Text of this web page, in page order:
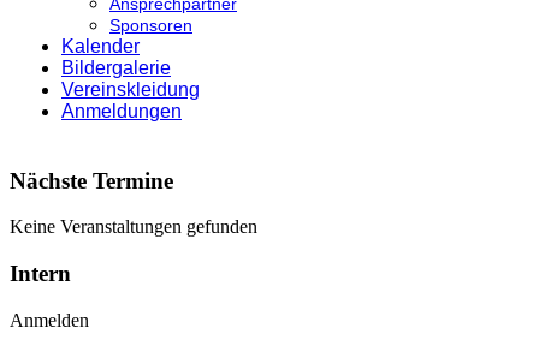
Sponsoren
Kalender
Bildergalerie
Vereinskleidung
Anmeldungen
Nächste Termine
Keine Veranstaltungen gefunden
Intern
Anmelden